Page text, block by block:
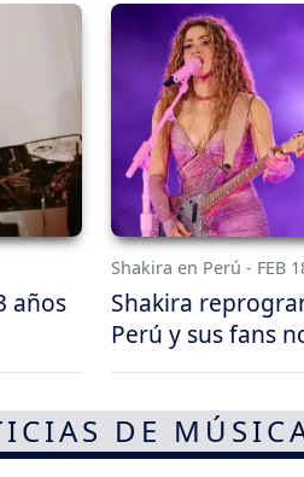
años
Shakira en Perú - FEB
Shakira
Perú y sus fans
DE